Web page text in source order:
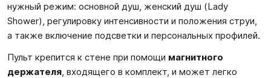
нужный режим: основной душ, женский душ (Lady
Shower), регулировку интенсивности и положения струи,
а также включение подсветки и персональных профилей.
Пульт крепится к стене при помощи магнитного
держателя, входящего в комплект, и может легко